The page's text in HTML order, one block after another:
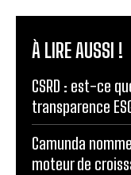
À LIRE AUSSI !
CSRD : est-ce
transparence
Camunda
moteur de